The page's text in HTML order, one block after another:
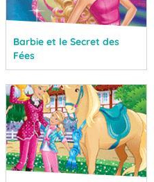
Barbie et le Secret des
Fées